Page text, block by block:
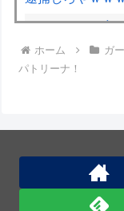
なぜこんなに多
ア！
なぜこんなに多
ア！
北朝鮮の金与正
ホーム ガ
パトリーナ！